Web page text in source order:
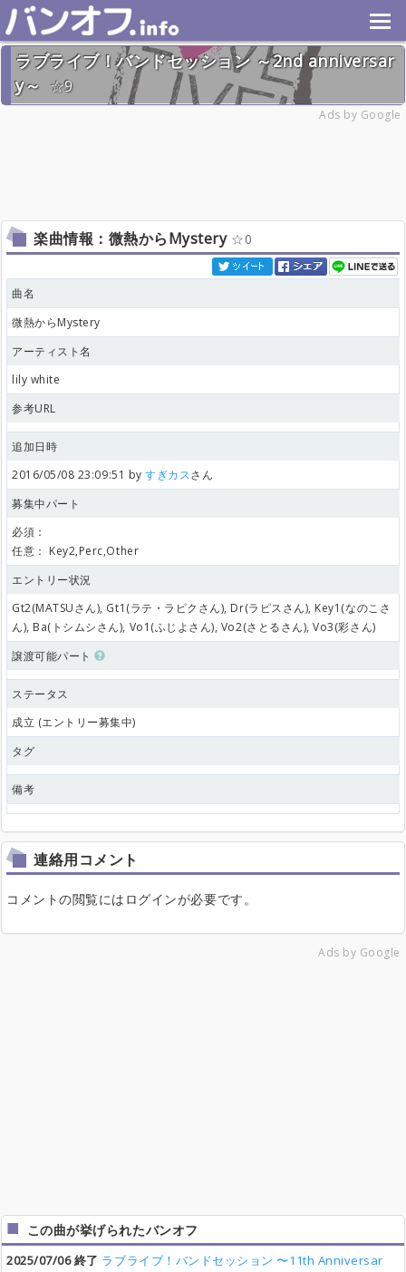
ラブライブ！バンドセッション ～2nd anniversar
y～
9
Ads by Google
楽曲情報：微熱からMystery 0
曲名
微熱からMystery
アーティスト名
lily white
参考URL
追加日時
2016/05/08 23:09:51 byすぎカスさん
募集中パート
必須：
任意： Key2,Perc,Other
エントリー状況
Gt2(MATSUさん), Gt1(ラテ・ラピクさん), Dr(ラピスさん), Key1(なのこさ
ん), Ba(トシムシさん), Vo1(ふじよさん), Vo2(さとるさん), Vo3(彩さん)
譲渡可能パート
ステータス
成立 (エントリー募集中)
タグ
備考
連絡用コメント
コメントの閲覧にはログインが必要です。
Ads by Google
この曲が挙げられたバンオフ
2025/07/06 終了 ラブライブ！バンドセッション 〜11th Anniversar